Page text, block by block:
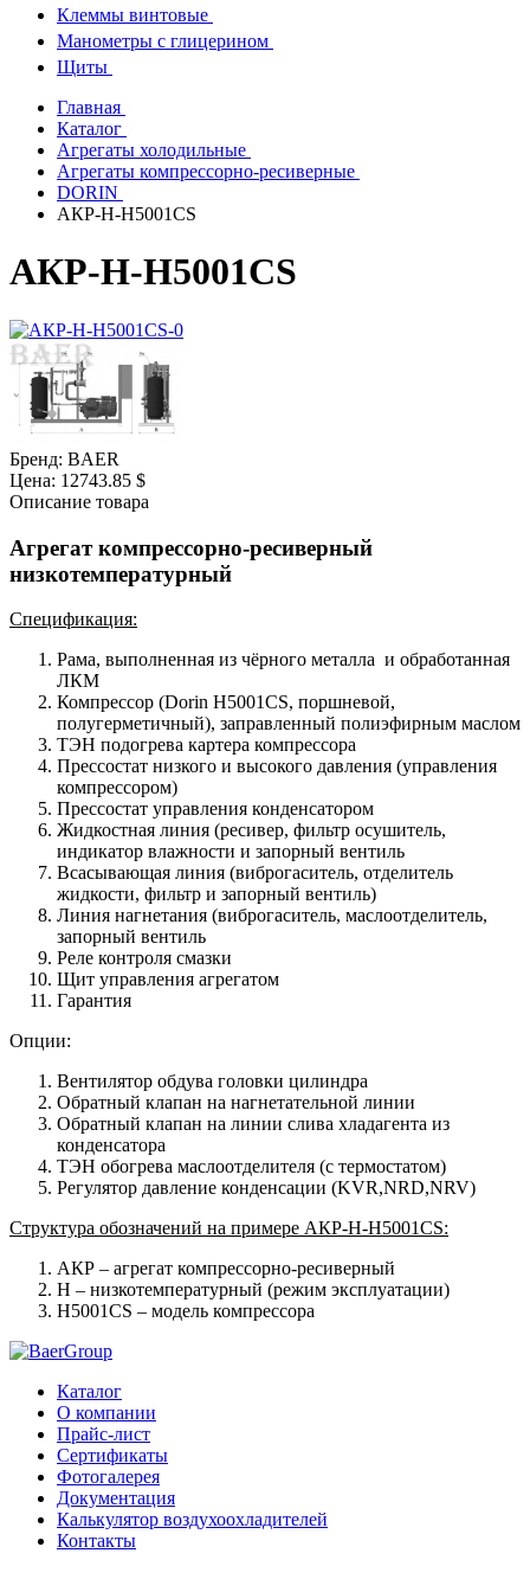
Клеммы винтовые
Манометры с глицерином
Щиты
Главная
Каталог
Агрегаты холодильные
Агрегаты компрессорно-ресиверные
DORIN
АКР-H-H5001CS
АКР-H-H5001CS
Бренд: BAER
Цена: 12743.85 $
Описание товара
Агрегат компрессорно-ресиверный
низкотемпературный
Спецификация:
Рама, выполненная из чёрного металла и обработанная
ЛКМ
Компрессор (Dorin H5001CS, поршневой,
полугерметичный), заправленный полиэфирным маслом
ТЭН подогрева картера компрессора
Прессостат низкого и высокого давления (управления
компрессором)
Прессостат управления конденсатором
Жидкостная линия (ресивер, фильтр осушитель,
индикатор влажности и запорный вентиль
Всасывающая линия (виброгаситель, отделитель
жидкости, фильтр и запорный вентиль)
Линия нагнетания (виброгаситель, маслоотделитель,
запорный вентиль
Реле контроля смазки
Щит управления агрегатом
Гарантия
Опции:
Вентилятор обдува головки цилиндра
Обратный клапан на нагнетательной линии
Обратный клапан на линии слива хладагента из
конденсатора
ТЭН обогрева маслоотделителя (с термостатом)
Регулятор давление конденсации (KVR,NRD,NRV)
Структура обозначений на примере AКР-H-H5001CS:
AКР – агрегат компрессорно-ресиверный
Н – низкотемпературный (режим эксплуатации)
H5001CS – модель компрессора
Каталог
О компании
Прайс-лист
Сертификаты
Фотогалерея
Документация
Калькулятор воздухоохладителей
Контакты